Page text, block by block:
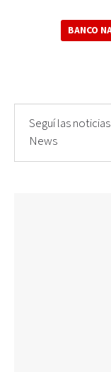
BANCO
Seguí las
News